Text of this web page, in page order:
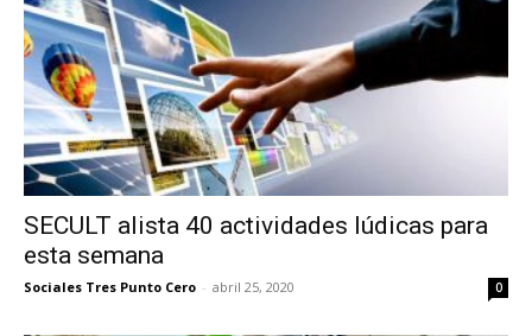
SECULT alista 40 actividades lúdicas para
esta semana
Sociales Tres Punto Cero - abril 25, 2020 0